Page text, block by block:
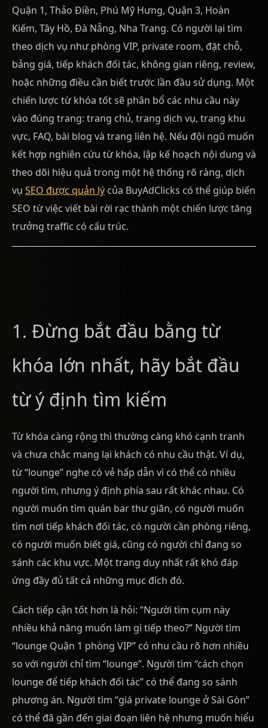
Quận 1, Thảo Điền, Phú Mỹ Hưng, Quận 3, Hoàn
Kiếm, Tây Hồ, Đà Nẵng, Nha Trang. Có người lại tìm
theo dịch vụ như phòng VIP, private room, đặt chỗ,
bảng giá, tiếp khách đối tác, không gian riêng, review,
hoặc những điều cần biết trước lần đầu sử dụng. Một
chiến lược từ khóa tốt sẽ phân bổ các nhu cầu này
vào đúng trang: trang chủ, trang dịch vụ, trang khu
vực, FAQ, bài blog và trang liên hệ. Nếu đội ngũ muốn
kết hợp nghiên cứu từ khóa, lập kế hoạch nội dung và
theo dõi hiệu quả trong một hệ thống rõ ràng, dịch
vụ SEO được quản lý của BuyAdClicks có thể giúp biến
SEO từ việc viết bài rời rạc thành một chiến lược tăng
trưởng traffic có cấu trúc.
1. Đừng bắt đầu bằng từ
khóa lớn nhất, hãy bắt đầu
từ ý định tìm kiếm
Từ khóa càng rộng thì thường càng khó cạnh tranh
và chưa chắc mang lại khách có nhu cầu thật. Ví dụ,
từ “lounge” nghe có vẻ hấp dẫn vì có thể có nhiều
người tìm, nhưng ý định phía sau rất khác nhau. Có
người muốn tìm quán bar thư giãn, có người muốn
tìm nơi tiếp khách đối tác, có người cần phòng riêng,
có người muốn biết giá, cũng có người chỉ đang so
sánh các khu vực. Một trang duy nhất rất khó đáp
ứng đầy đủ tất cả những mục đích đó.
Cách tiếp cận tốt hơn là hỏi: “Người tìm cụm này
nhiều khả năng muốn làm gì tiếp theo?” Người tìm
“lounge Quận 1 phòng VIP” có nhu cầu rõ hơn nhiều
so với người chỉ tìm “lounge”. Người tìm “cách chọn
lounge để tiếp khách đối tác” có thể đang so sánh
phương án. Người tìm “giá private lounge ở Sài Gòn”
có thể đã gần đến giai đoạn liên hệ nhưng muốn hiểu